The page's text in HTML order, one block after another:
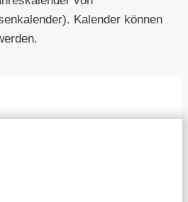
Kalender können